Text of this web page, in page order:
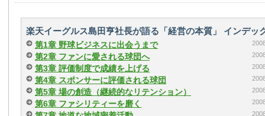
楽天イーグルス島田亨社長が語る「経営の本質」 インデッ
第1章 野球ビジネスに出会うまで
第2章 ファンに愛される球団へ
第3章 評価制度で成績を上げる
第4章 スポンサーに評価される球団
第5章 場の創造（継続的なリテンション）
第6章 ファシリティーを磨く